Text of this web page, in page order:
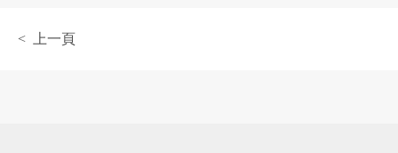
< 上一頁